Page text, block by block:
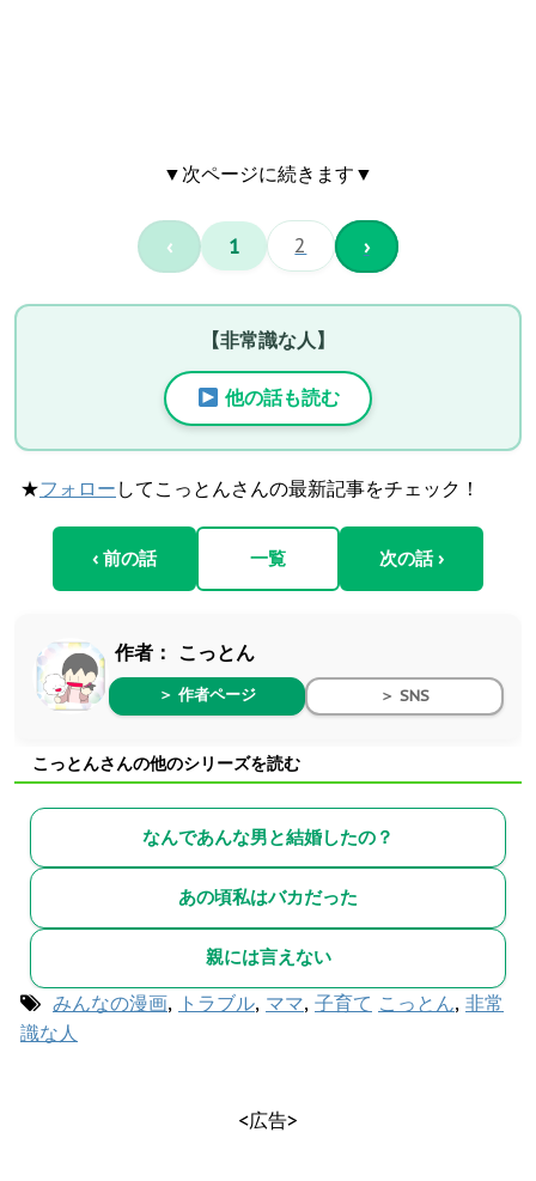
▼次ページに続きます▼
‹ 1 2 ›
【非常識な人】
他の話も読む
★フォロー してこっとんさんの最新記事をチェック！
‹ 前の話 一覧 次の話 ›
作者： こっとん
＞ 作者ページ ＞ SNS
こっとんさんの他のシリーズを読む
なんであんな男と結婚したの？
あの頃私はバカだった
親には言えない
みんなの漫画, トラブル, ママ, 子育て こっとん, 非常
識な人
<広告>